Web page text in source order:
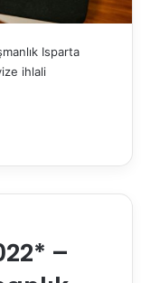
Isparta
ihlali
–